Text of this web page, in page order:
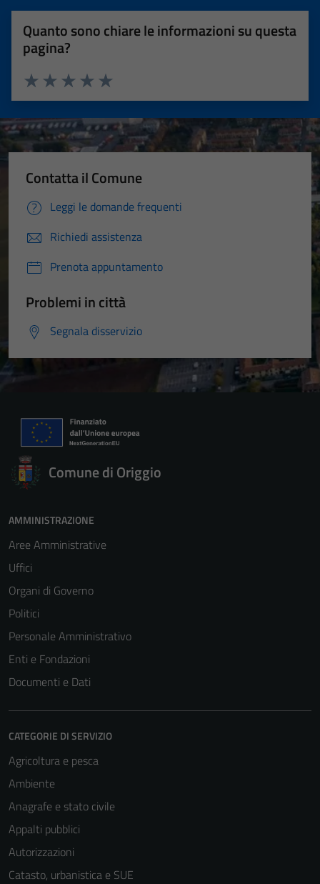
Quanto sono chiare le informazioni su questa
pagina?
Valuta 5 stelle su 5
Valuta 4 stelle su 5
Valuta 3 stelle su 5
Valuta 2 stelle su 5
Valuta 1 stelle su 5
Contatta il Comune
Leggi le domande frequenti
Richiedi assistenza
Prenota appuntamento
Problemi in città
Segnala disservizio
Comune di Origgio
AMMINISTRAZIONE
Aree Amministrative
Uffici
Organi di Governo
Politici
Personale Amministrativo
Enti e Fondazioni
Documenti e Dati
CATEGORIE DI SERVIZIO
Agricoltura e pesca
Ambiente
Anagrafe e stato civile
Appalti pubblici
Autorizzazioni
Catasto, urbanistica e SUE